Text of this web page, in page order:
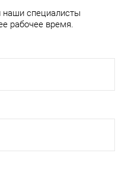
наши специалисты
рабочее время.